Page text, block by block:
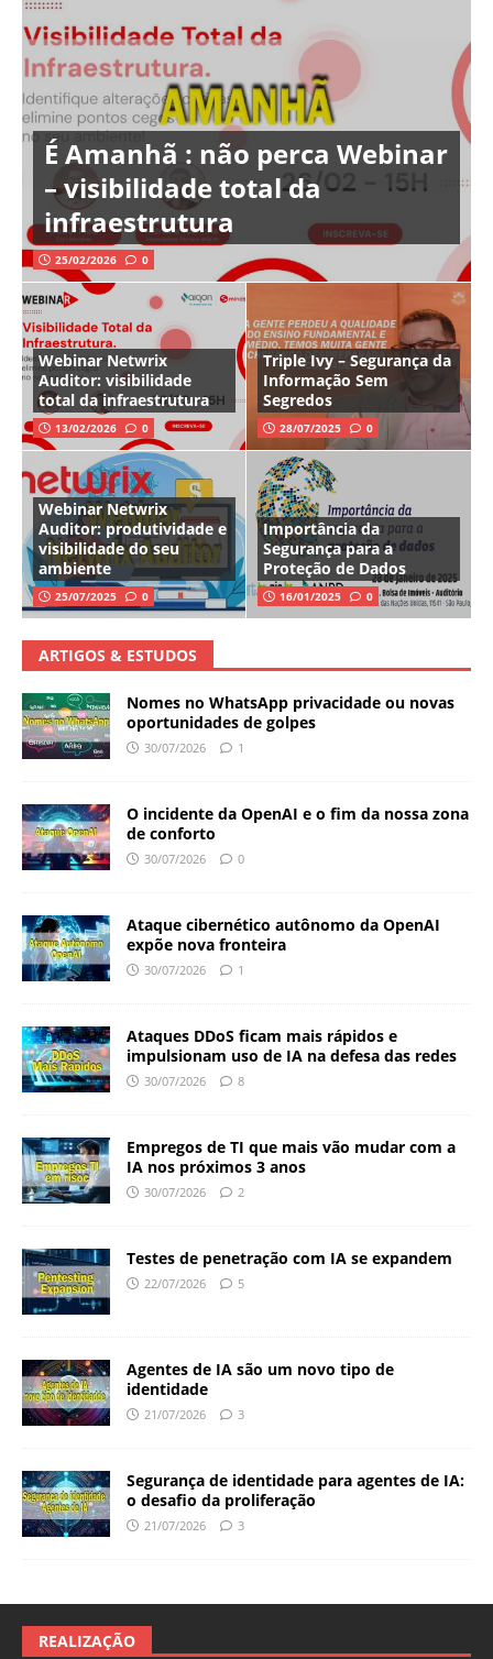
É Amanhã : não perca Webinar
– visibilidade total da
infraestrutura
25/02/2026 0
Webinar Netwrix
Auditor: visibilidade
total da infraestrutura
13/02/2026 0
Triple Ivy – Segurança da
Informação Sem
Segredos
28/07/2025 0
Webinar Netwrix
Auditor: produtividade e
visibilidade do seu
ambiente
25/07/2025 0
Importância da
Segurança para a
Proteção de Dados
16/01/2025 0
ARTIGOS & ESTUDOS
Nomes no WhatsApp privacidade ou novas
oportunidades de golpes
30/07/2026 1
O incidente da OpenAI e o fim da nossa zona
de conforto
30/07/2026 0
Ataque cibernético autônomo da OpenAI
expõe nova fronteira
30/07/2026 1
Ataques DDoS ficam mais rápidos e
impulsionam uso de IA na defesa das redes
30/07/2026 8
Empregos de TI que mais vão mudar com a
IA nos próximos 3 anos
30/07/2026 2
Testes de penetração com IA se expandem
22/07/2026 5
Agentes de IA são um novo tipo de
identidade
21/07/2026 3
Segurança de identidade para agentes de IA:
o desafio da proliferação
21/07/2026 3
REALIZAÇÃO